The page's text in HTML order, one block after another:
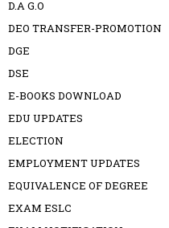
D.A G.O
DEO TRANSFER-PROMOTION
DGE
DSE
E-BOOKS DOWNLOAD
EDU UPDATES
ELECTION
EMPLOYMENT UPDATES
EQUIVALENCE OF DEGREE
EXAM ESLC